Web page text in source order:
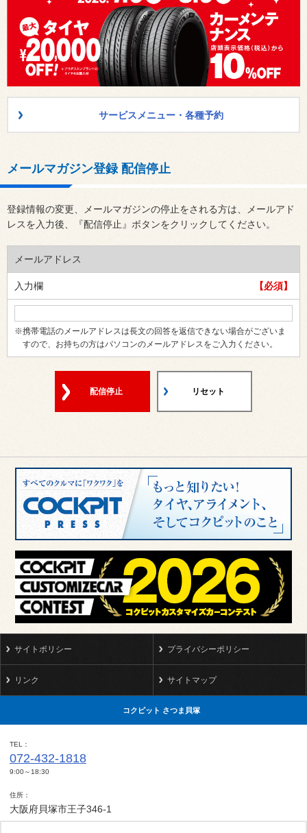
サービスメニュー・各種予約
メールマガジン登録 配信停止
登録情報の変更、メールマガジンの停止をされる方は、メールアド
レスを入力後、『配信停止』ボタンをクリックしてください。
メールアドレス
【必須】
入力欄
※携帯電話のメールアドレスは長文の回答を返信できない場合がございま
すので、お持ちの方はパソコンのメールアドレスをご入力ください。
配信停止 リセット
サイトポリシー プライバシーポリシー
リンク サイトマップ
コクピット さつま貝塚
TEL
072-432-1818
9:00～18:30
住所
大阪府貝塚市王子346-1